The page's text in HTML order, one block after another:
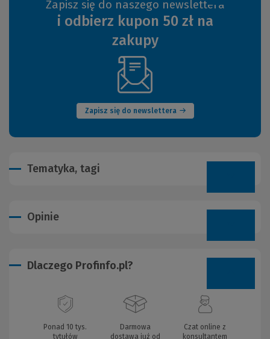
Zapisz się do naszego newslettera
i odbierz kupon 50 zł na
zakupy
Zapisz się do newslettera
(Nowe
okno)
Tematyka, tagi
Opinie
Dlaczego Profinfo.pl?
Ponad 10 tys.
tytułów
Darmowa
dostawa już od
Czat online z
konsultantem